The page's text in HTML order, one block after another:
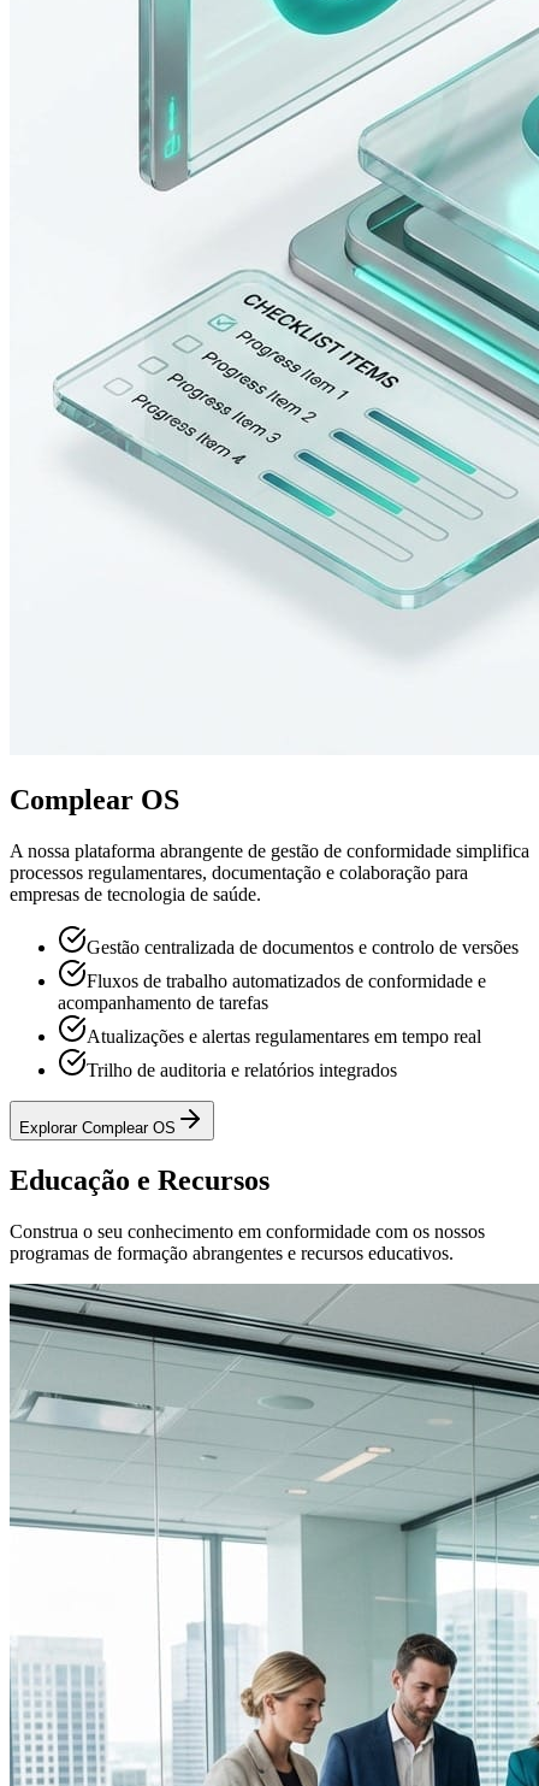
Complear OS
A nossa plataforma abrangente de gestão de conformidade simplifica
processos regulamentares, documentação e colaboração para
empresas de tecnologia de saúde.
Gestão centralizada de documentos e controlo de versões
Fluxos de trabalho automatizados de conformidade e
acompanhamento de tarefas
Atualizações e alertas regulamentares em tempo real
Trilho de auditoria e relatórios integrados
Explorar Complear OS
Educação e Recursos
Construa o seu conhecimento em conformidade com os nossos
programas de formação abrangentes e recursos educativos.